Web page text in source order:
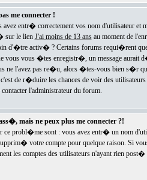
me connecter !
entr� correctement vos nom d'utilisateur
sur le lien J'ai moins de 13 ansau moment de
d'�tre activ� ? Certains forums requi�rent
vous vous �tes enregistr�, un message aurait
ne l'avez pas re�u, alors �tes-vous bien s�r
de r�duire les chances de voir des
l'administrateur du forum.
mais ne peux plus me connecter ?!
ce probl�me sont : vous avez entr� un nom
votre compte pour quelque raison. Si
les comptes des utilisateurs n'ayant rien